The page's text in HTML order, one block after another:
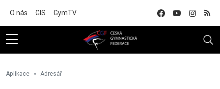
O nás GIS GymTV
Aplikace Adresář